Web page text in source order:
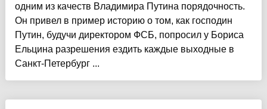
одним из качеств Владимира Путина порядочность.
Он привел в пример историю о том, как господин
Путин, будучи директором ФСБ, попросил у Бориса
Ельцина разрешения ездить каждые выходные в
Санкт-Петербург ...